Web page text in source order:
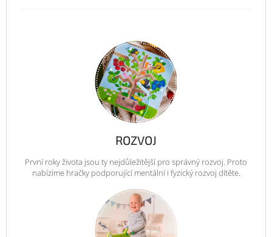
ROZVOJ
První roky života jsou ty nejdůležitější pro správný rozvoj. Proto
nabízíme hračky podporující mentální i fyzický rozvoj dítěte.